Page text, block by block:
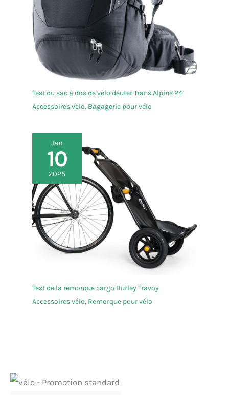
Test du sac à dos de vélo deuter Trans Alpine 24
Accessoires vélo, Bagagerie pour vélo
Jan
10
2025
Test de la remorque cargo Burley Travoy
Accessoires vélo, Remorque pour vélo